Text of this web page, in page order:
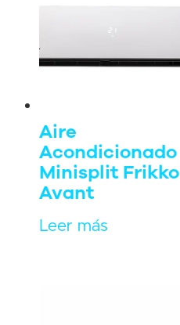
Aire
Acondicionado
Minisplit Frikko
Avant
Leer más